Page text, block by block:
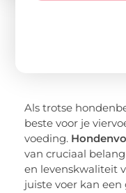
Als trotse
beste voor je
voeding.
van cruciaal
en levenskwaliteit
juiste voer kan